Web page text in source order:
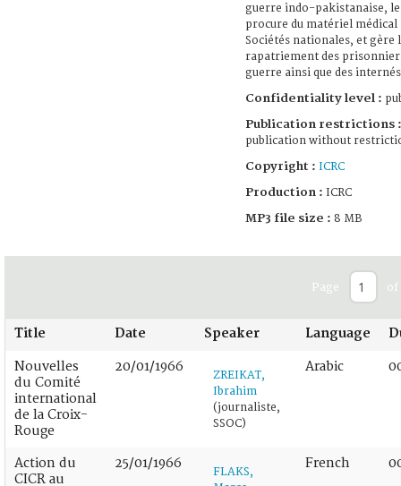
guerre indo-pakistanaise, le
procure du matériel médical
Sociétés nationales, et gère
rapatriement des
guerre ainsi que des
Confidentiality level :
Publication restrictions :
publication without
Copyright : ICRC
Production : ICRC
MP3 file size : 8 MB
Page of
Title Date Speaker Language
Nouvelles
du Comité
international
de la Croix-
Rouge
20/01/1966
ZREIKAT,
Ibrahim
(journaliste,
SSOC)
Arabic
Action du
CICR au
25/01/1966
FLAKS,
French